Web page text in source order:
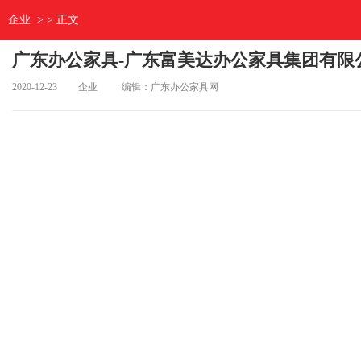
企业 > > 正文
广东办公家具-广东富美达办公家具集团有限
2020-12-23 企业 编辑：广东办公家具网